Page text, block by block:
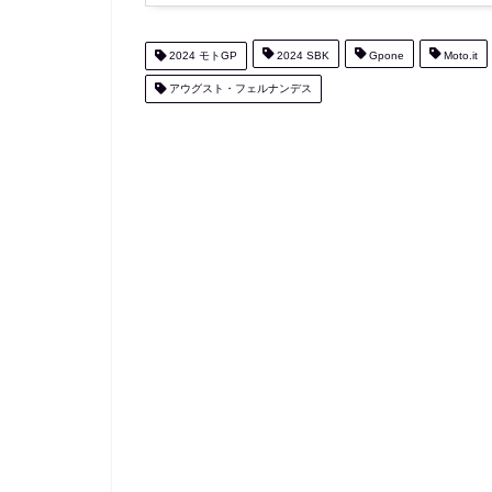
2024 モトGP 2024 SBK Gpone Moto.it
アウグスト・フェルナンデス